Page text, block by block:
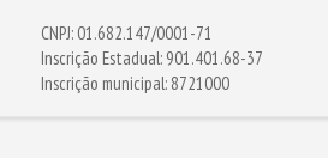
CNPJ: 01.682.147/0001-71
Inscrição Estadual: 901.401.68-37
Inscrição municipal: 8721000